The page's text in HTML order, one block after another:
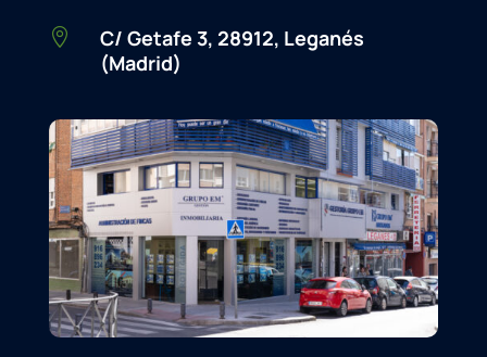

C/ Getafe 3, 28912, Leganés
(Madrid)